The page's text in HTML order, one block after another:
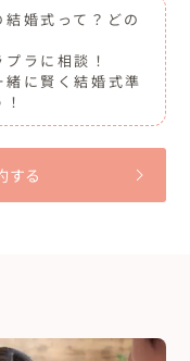
婚式って？どの
ラに相談！
緒に賢く結婚式準
する